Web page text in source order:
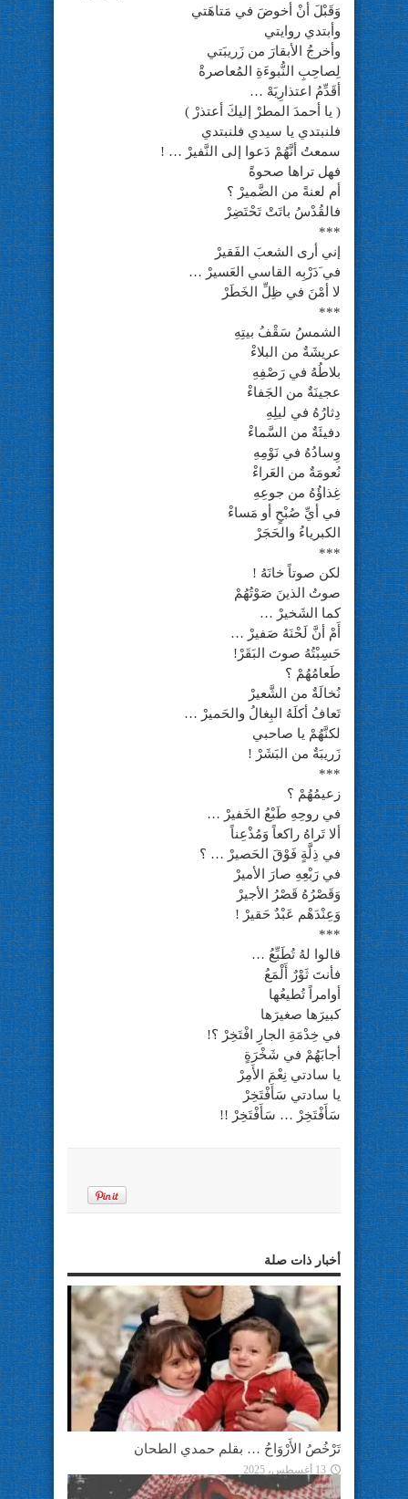
وَقَبْلَ أنْ أخوضَ في مَتاهَتي
وأبتدي روايتي
وأخرجُ الأبقارَ من زَريبَتي
لِصاحِبِ النُّبوءَةِ المُعاصرةْ
أقَدِّمُ اعتذارِيَهْ …
( يا أحمدَ المطرْ إليكَ أعتذرْ )
فلنبتدي يا سيدي فلنبتدي
سمعتُ أنَّهُمْ دَعوا إلى النَّفيرْ … !
فهل تراها صحوةً
أم لعنةً من الضَّميرْ ؟
فالقُدْسُ باتَتْ تَحْتَضِرْ
***
إني أرى الشعبَ الفَقيرْ
في َدَرْبِه القاسي العَسيرْ …
لا أمْنَ في ظِلِّ الخَطَرْ
***
الشمسُ سَقْفُ بيتِهِ
عريشَةٌ من البلاءْ
بلاطُهُ في رَصْفِهِ
عجينَةٌ من الجَفاءْ
دِثارُهُ في ليلِهِ
دفيئَةٌ من السَّماءْ
وِسادُهُ في نَوْمِهِ
نُعومَةٌ من العَراءْ
غِذاؤُهُ من جوعِهِ
في أيِّ صُبْحٍ أو مَساءْ
الكبرياءُ والحَجَرْ
***
لكن صوتاً خانَهُ !
صوتُ الذينَ صَوْتُهُمْ
كما الشَخيرْ …
أَمْ أنَّ لَحْنَهُ صَفيرْ …
حَسِبْتُهُ صوتَ البَقَرْ!
طَعامُهُمْ ؟
نُخالَةٌ من الشَّعيرْ
تَعافُ أكلَهُ البِغالُ والحَميرْ …
لكنَّهُمْ يا صاحبي
زَريبَةٌ من البَشَرْ !
***
زعيمُهُمْ ؟
في روحِهِ طَبْعُ الخَفيرْ …
ألا تَراهُ راكعاً وَمُذْعِناً
في ذِلَّةٍ فَوْقَ الحَصيرْ … ؟
في رَبْعِهِ صارَ الأميرْ
وَقَصْرُهُ قَصْرُ الأجيرْ
وَعِنْدَهْم عَبْدٌ حَقيرْ !
***
قالوا لهُ تُطَبِّعُ …
فأنتَ ثَوْرٌ أَلْمَعُ
أوامراً تُطيعُها
كبيرَها صغيرَها
في خِدْمَةِ الجارِ افْتَخِرْ ؟!
أجابَهُمْ في شَخْرَةٍ
يا سادتي نِعْمَ الأَمِرْ
يا سادتي سَأَفْتَخِرْ
سَأَفْتَخِرْ … سَأَفْتَخِرْ !!
أخبار ذات صلة
تَرْخُصُ الأَرْوَاحُ … بقلم حمدي الطحان
13 أغسطس، 2025